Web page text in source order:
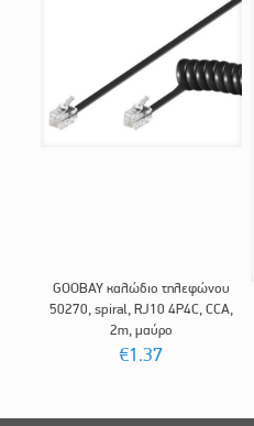
GOOBAY καλώδιο τηλεφώνου
50270, spiral, RJ10 4P4C, CCA,
2m, μαύρο
€1.37